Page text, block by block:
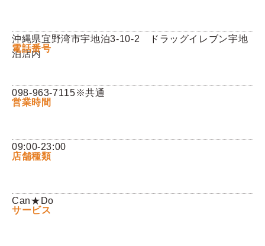
Q&A
沖縄県宜野湾市宇地泊3-10-2 ドラッグイレブン宇地
泊店内
電話番号
098-963-7115※共通
営業時間
09:00-23:00
店舗種類
Can★Do
サービス